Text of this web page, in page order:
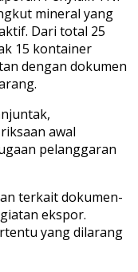
mineral yang
Dari total 25
15 kontainer
dengan dokumen
awal
pelanggaran
terkait dokumen-
ekspor.
yang dilarang